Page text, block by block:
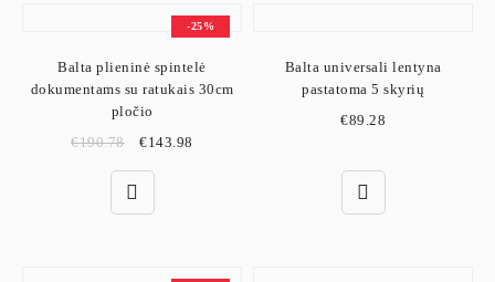
-25%
Balta plieninė spintelė
dokumentams su ratukais 30cm
pločio
€190.78 €143.98
Balta universali lentyna
pastatoma 5 skyrių
€89.28